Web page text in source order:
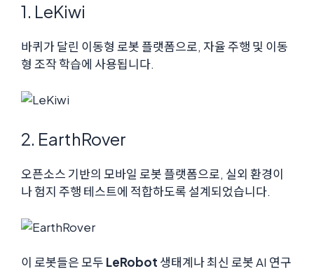
1. LeKiwi
바퀴가 달린 이동형 로봇 플랫폼으로, 자율 주행 및 이동
형 조작 학습에 사용됩니다.
2. EarthRover
오픈소스 기반의 모바일 로봇 플랫폼으로, 실외 환경이
나 험지 주행 테스트에 적합하도록 설계되었습니다.
이 로봇들은 모두 LeRobot 생태계나 최신 로봇 AI 연구